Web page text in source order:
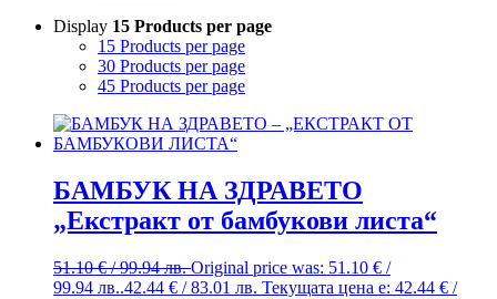
Display 15 Products per page
15 Products per page
30 Products per page
45 Products per page
БАМБУК НА ЗДРАВЕТО
„Екстракт от бамбукови листа“
51.10€/ 99.94 лв.Original price was: 51.10 € /
99.94 лв..42.44 € / 83.01 лв. Текущата цена е: 42.44 € /